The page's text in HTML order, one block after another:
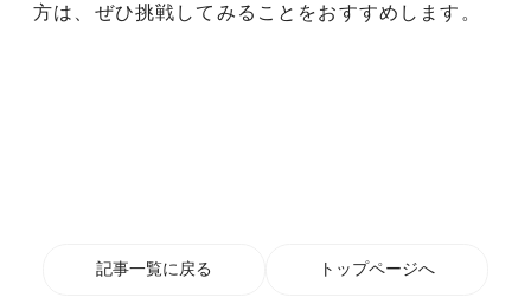
方は、ぜひ挑戦してみることをおすすめします。
記事一覧に戻る トップページへ